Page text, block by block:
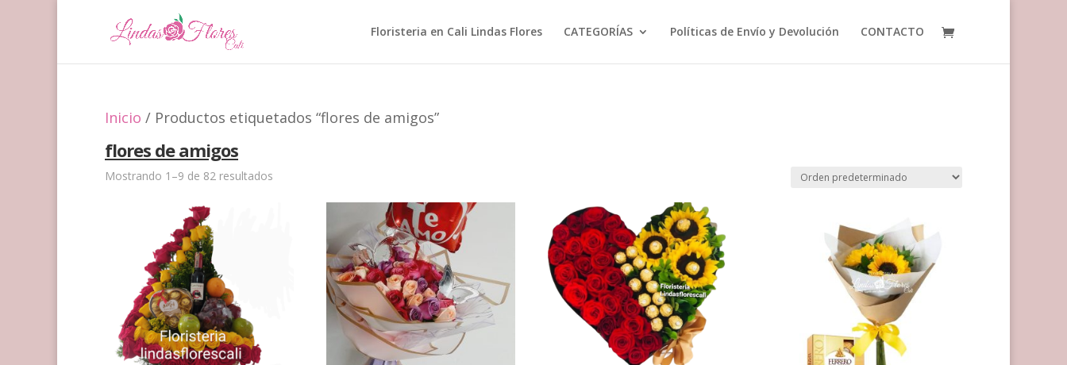
Floristeria en Cali Lindas Flores CATEGORÍAS Políticas de Envío y Devolución CONTACTO
Inicio / Productos etiquetados “flores de amigos”
flores de amigos
Mostrando 1–9 de 82 resultados